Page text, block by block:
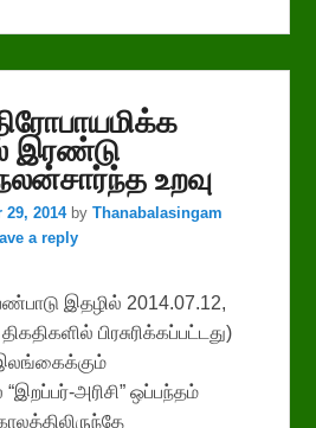
இரண்டு
உறவு
29, 2014 byThanabalasingam
a reply
இதழில் 2014.07.12,
பிரசுரிக்கப்பட்டது)
அரிசி” ஒப்பந்தம்